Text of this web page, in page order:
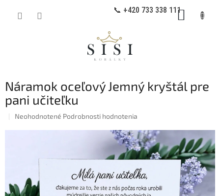
📞 +420 733 338 111
Náramok oceľový Jemný kryštál pre
pani učiteľku
Priemerné
hviezdičiek.
Neohodnotené Podrobnosti hodnotenia